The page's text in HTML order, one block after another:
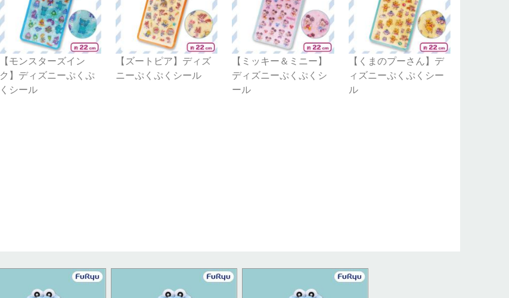
【モンスターズイン
ク】ディズニーぷくぷ
くシール
【ズートピア】ディズ
ニーぷくぷくシール
【ミッキー＆ミニー】
ディズニーぷくぷくシ
ール
【くまのプーさん】デ
ィズニーぷくぷくシー
ル